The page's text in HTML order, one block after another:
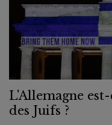
L'Allemagne
des Juifs ?